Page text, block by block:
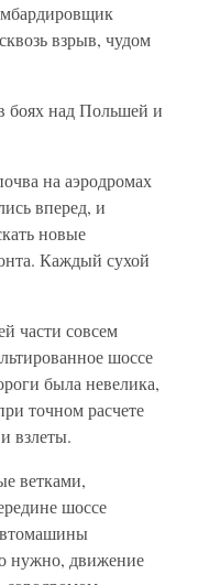
взрыв, чудом
боях над Польшей и
на аэродромах
вперед, и
новые
Каждый сухой
части совсем
шоссе
была невелика,
точном расчете
взлеты.
ветками,
шоссе
нужно, движение